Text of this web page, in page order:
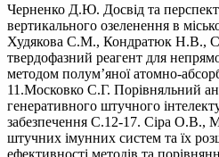
Черненко Д.Ю. Досвід та
вертикального озеленення в
Худякова С.М., Кондратюк Н.В.,
твердофазний реагент для
методом полум’яної атомно-
11.Московко С.Г. Порівняльний
генеративного штучного
забезпечення С.12-17. Сіра О.В.,
штучних імунних систем та їх
ефективності методів та